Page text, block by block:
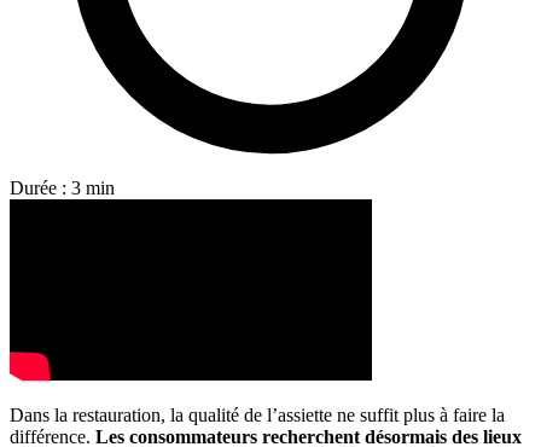
Durée : 3 min
Dans la restauration, la qualité de l’assiette ne suffit plus à faire la
différence. Les consommateurs recherchent désormais des lieux